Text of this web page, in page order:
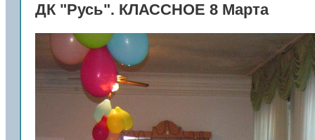
ДК "Русь". КЛАССНОЕ 8 Марта